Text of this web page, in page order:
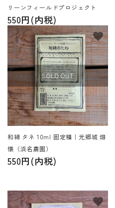
リーンフィールドプロジェクト
550円(内税)
SOLD OUT
和綿 タネ 10ml 固定種｜光郷城 畑
懐（浜名農園）
550円(内税)
favorite
favorite